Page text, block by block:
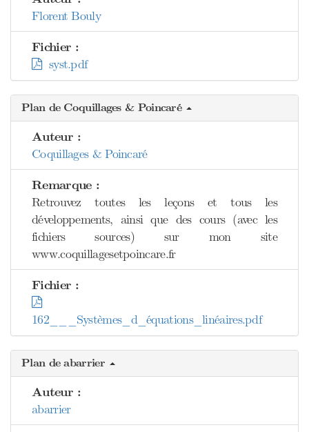
Florent Bouly
Fichier :
syst.pdf
Plan de Coquillages & Poincaré
Auteur :
Coquillages & Poincaré
Remarque :
Retrouvez toutes les leçons et tous les
développements, ainsi que des cours (avec les
fichiers sources) sur mon site
www.coquillagesetpoincare.fr
Fichier :
162___Systèmes_d_équations_linéaires.pdf
Plan de abarrier
Auteur :
abarrier